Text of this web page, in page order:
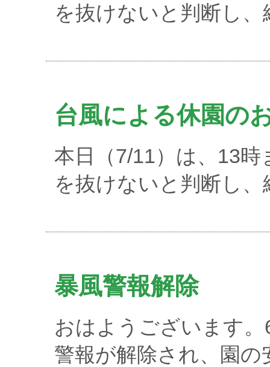
を抜けないと判断し
台風による休園の
本日（7/11）は、13
を抜けないと判断し
暴風警報解除
おはようございます
警報が解除され、園